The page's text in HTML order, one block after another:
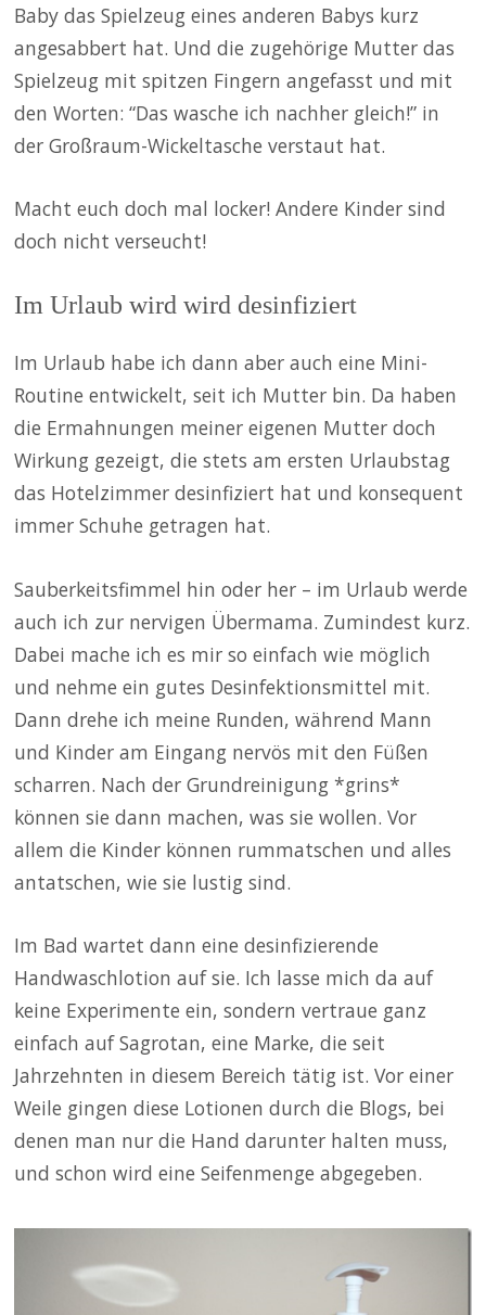
Baby das Spielzeug eines anderen Babys kurz
angesabbert hat. Und die zugehörige Mutter das
Spielzeug mit spitzen Fingern angefasst und mit
den Worten: “Das wasche ich nachher gleich!” in
der Großraum-Wickeltasche verstaut hat.
Macht euch doch mal locker! Andere Kinder sind
doch nicht verseucht!
Im Urlaub wird wird desinfiziert
Im Urlaub habe ich dann aber auch eine Mini-
Routine entwickelt, seit ich Mutter bin. Da haben
die Ermahnungen meiner eigenen Mutter doch
Wirkung gezeigt, die stets am ersten Urlaubstag
das Hotelzimmer desinfiziert hat und konsequent
immer Schuhe getragen hat.
Sauberkeitsfimmel hin oder her – im Urlaub werde
auch ich zur nervigen Übermama. Zumindest kurz.
Dabei mache ich es mir so einfach wie möglich
und nehme ein gutes Desinfektionsmittel mit.
Dann drehe ich meine Runden, während Mann
und Kinder am Eingang nervös mit den Füßen
scharren. Nach der Grundreinigung *grins*
können sie dann machen, was sie wollen. Vor
allem die Kinder können rummatschen und alles
antatschen, wie sie lustig sind.
Im Bad wartet dann eine desinfizierende
Handwaschlotion auf sie. Ich lasse mich da auf
keine Experimente ein, sondern vertraue ganz
einfach auf Sagrotan, eine Marke, die seit
Jahrzehnten in diesem Bereich tätig ist. Vor einer
Weile gingen diese Lotionen durch die Blogs, bei
denen man nur die Hand darunter halten muss,
und schon wird eine Seifenmenge abgegeben.